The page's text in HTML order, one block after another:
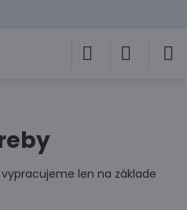
len na základe